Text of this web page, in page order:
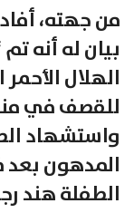
من جهته،
بيان له أنه
الهلال
للقصف في
واستشهاد
المدهون بعد
الطفلة هند رجب منذ